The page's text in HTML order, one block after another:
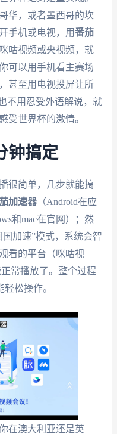
华，或者墨西哥的坎
手机或电视，用番茄
咕视频或央视频，就
可以用手机看主赛场
甚至用电视投屏让所
不用忍受外语解说，就
受世界杯的激情。
钟搞定
很简单，几步就能搞
加速器（Android在应
和mac在官网）；然
加速”模式，系统会智
看的平台（咪咕视
常播放了。整个过程
松操作。
在澳大利亚还是英